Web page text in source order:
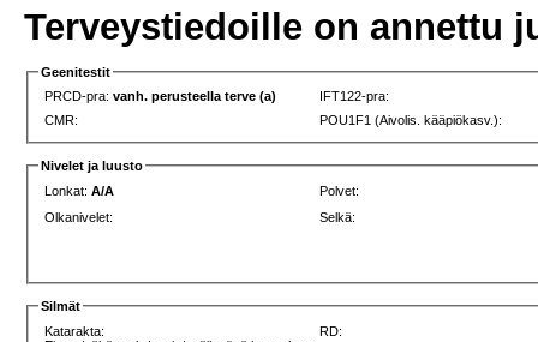
Terveystiedoille on annettu
Geenitestit
PRCD-pra:vanh. perusteella terve (a)
IFT122-pra:
CMR:
POU1F1 (Aivolis. kääpiökasv.):
Nivelet ja luusto
Lonkat:A/A
Polvet:
Olkanivelet:
Selkä:
Silmät
Katarakta:
RD: